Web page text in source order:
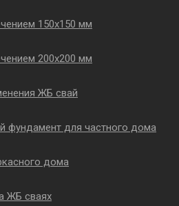
150х150 мм
200х200 мм
ЖБ свай
фундамент для частного дома
дома
ЖБ сваях